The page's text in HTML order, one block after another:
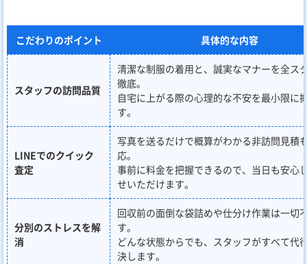
こだわりのポイント 具体的な内容
スタッフの訪問品質
清潔な制服の着用と、誠実なマナーを全ス
徹底。
自宅に上がる際の心理的な不安を最小限に
す。
LINEでのクイック
査定
写真を送るだけで概算がわかる非訪問見積
応。
事前に料金を把握できるので、当日も安心
せいただけます。
分別のストレスを解
消
回収前の面倒な袋詰めや仕分け作業は一切
す。
どんな状態からでも、スタッフがすべて代
決します。